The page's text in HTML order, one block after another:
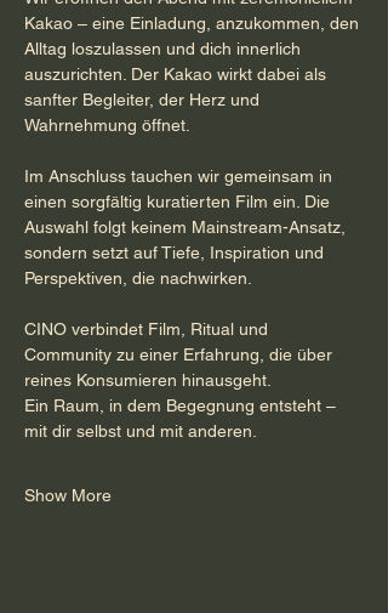
Kakao – eine Einladung, anzukommen, den
Alltag loszulassen und dich innerlich
auszurichten. Der Kakao wirkt dabei als
sanfter Begleiter, der Herz und
Wahrnehmung öffnet.
Im Anschluss tauchen wir gemeinsam in
einen sorgfältig kuratierten Film ein. Die
Auswahl folgt keinem Mainstream-Ansatz,
sondern setzt auf Tiefe, Inspiration und
Perspektiven, die nachwirken.
CINO verbindet Film, Ritual und
Community zu einer Erfahrung, die über
reines Konsumieren hinausgeht.
Ein Raum, in dem Begegnung entsteht –
mit dir selbst und mit anderen.
Show More